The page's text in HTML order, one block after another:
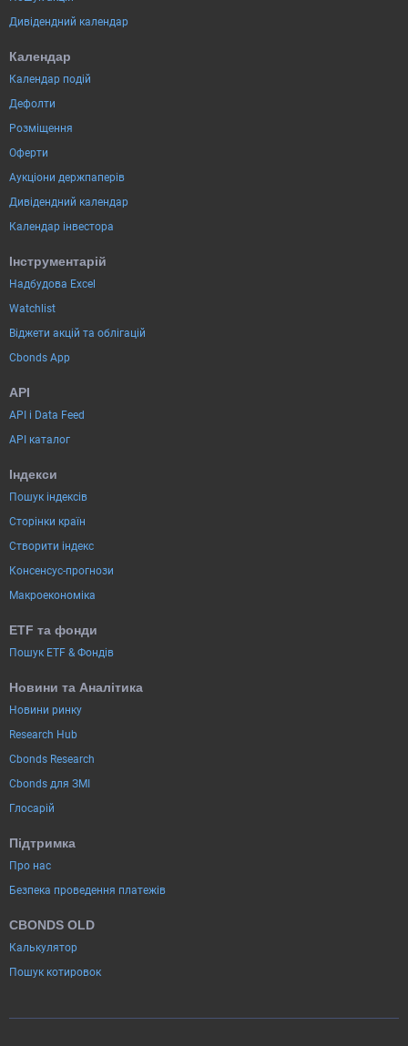
Дивідендний календар
Календар
Календар подій
Дефолти
Розміщення
Оферти
Аукціони держпаперів
Дивідендний календар
Календар інвестора
Інструментарій
Надбудова Excel
Watchlist
Віджети акцій та облігацій
Cbonds App
API
API і Data Feed
API каталог
Індекси
Пошук індексів
Сторінки країн
Створити індекс
Консенсус-прогнози
Макроекономіка
ETF та фонди
Пошук ETF & Фондів
Новини та Аналітика
Новини ринку
Research Hub
Cbonds Research
Cbonds для ЗМІ
Глосарій
Підтримка
Про нас
Безпека проведення платежів
CBONDS OLD
Калькулятор
Пошук котировок